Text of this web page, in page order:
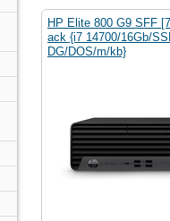
HP Elite 800 G9 SFF
ack {i7 14700/16Gb/
DG/DOS/m/kb}